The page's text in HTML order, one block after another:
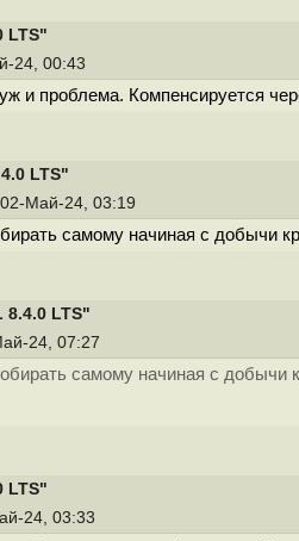
LTS"
24, 00:43
и проблема. Компенсируется
LTS"
Май-24, 03:19
самому начиная с добычи
8.4.0 LTS"
24, 07:27
самому начиная с добычи
LTS"
24, 03:33